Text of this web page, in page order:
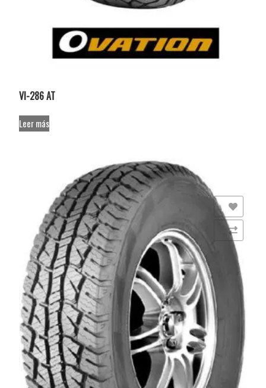
VI-286 AT
Leer más
Comparar
Añadir a la lista de deseos